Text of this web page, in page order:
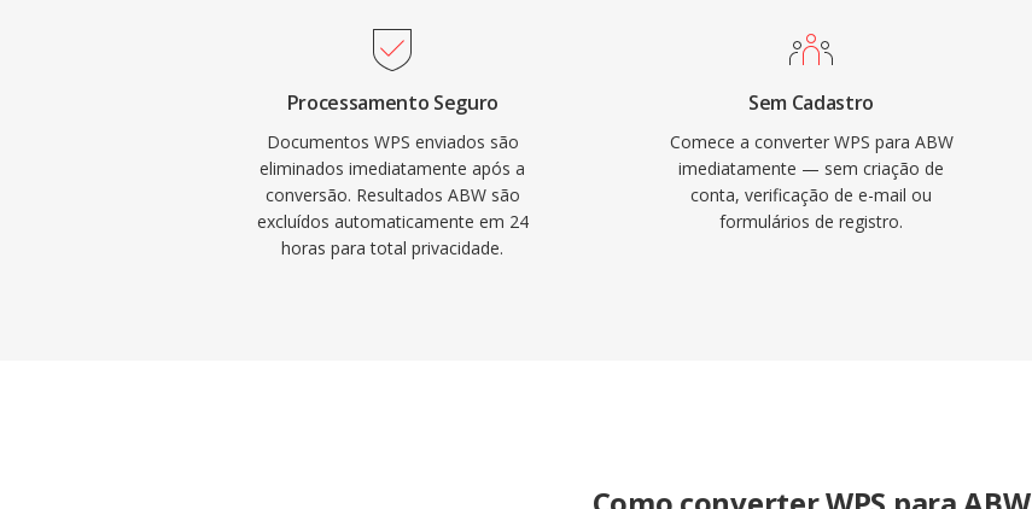
Processamento Seguro
Documentos WPS enviados são
eliminados imediatamente após a
conversão. Resultados ABW são
excluídos automaticamente em 24
horas para total privacidade.
Sem Cadastro
Comece a converter WPS para ABW
imediatamente — sem criação de
conta, verificação de e-mail ou
formulários de registro.